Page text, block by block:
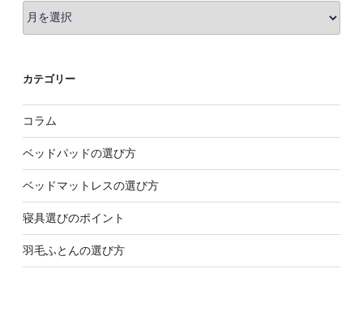
ア
イ
ブ
カテゴリー
コラム
ベッドパッドの選び方
ベッドマットレスの選び方
寝具選びのポイント
羽毛ふとんの選び方